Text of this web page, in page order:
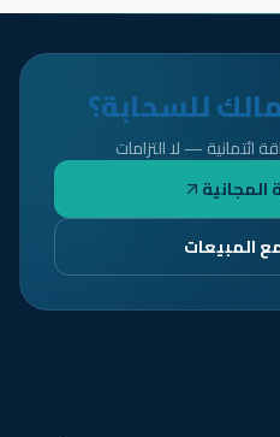
للسحابة؟
المجانية
المبيعات